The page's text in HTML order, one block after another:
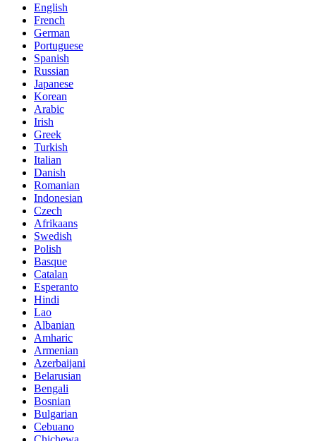
English
French
German
Portuguese
Spanish
Russian
Japanese
Korean
Arabic
Irish
Greek
Turkish
Italian
Danish
Romanian
Indonesian
Czech
Afrikaans
Swedish
Polish
Basque
Catalan
Esperanto
Hindi
Lao
Albanian
Amharic
Armenian
Azerbaijani
Belarusian
Bengali
Bosnian
Bulgarian
Cebuano